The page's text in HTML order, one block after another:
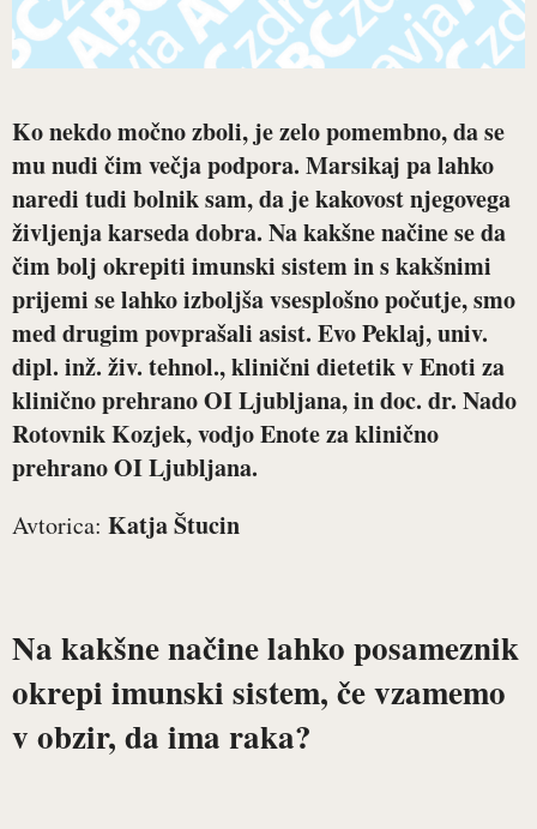
Ko nekdo močno zboli, je zelo pomembno, da se
mu nudi čim večja podpora. Marsikaj pa lahko
naredi tudi bolnik sam, da je kakovost njegovega
življenja karseda dobra. Na kakšne načine se da
čim bolj okrepiti imunski sistem in s kakšnimi
prijemi se lahko izboljša vsesplošno počutje, smo
med drugim povprašali asist. Evo Peklaj, univ.
dipl. inž. živ. tehnol., klinični dietetik v Enoti za
klinično prehrano OI Ljubljana, in doc. dr. Nado
Rotovnik Kozjek, vodjo Enote za klinično
prehrano OI Ljubljana.
Avtorica: Katja Štucin
Na kakšne načine lahko posameznik
okrepi imunski sistem, če vzamemo
v obzir, da ima raka?